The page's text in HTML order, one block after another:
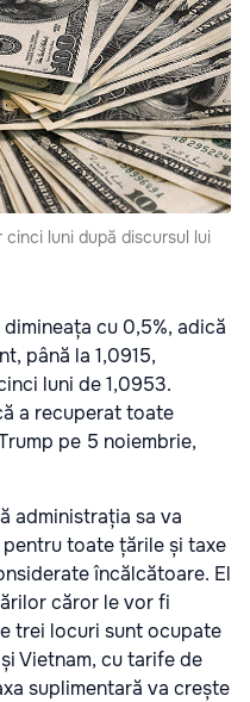
luni după discursul lui
cu 0,5%, adică
până la 1,0915,
luni de 1,0953.
a recuperat toate
pe 5 noiembrie,
administrația sa va
toate țările și taxe
încălcătoare. El
căror le vor fi
trei locuri sunt ocupate
Vietnam, cu tarife de
suplimentară va crește